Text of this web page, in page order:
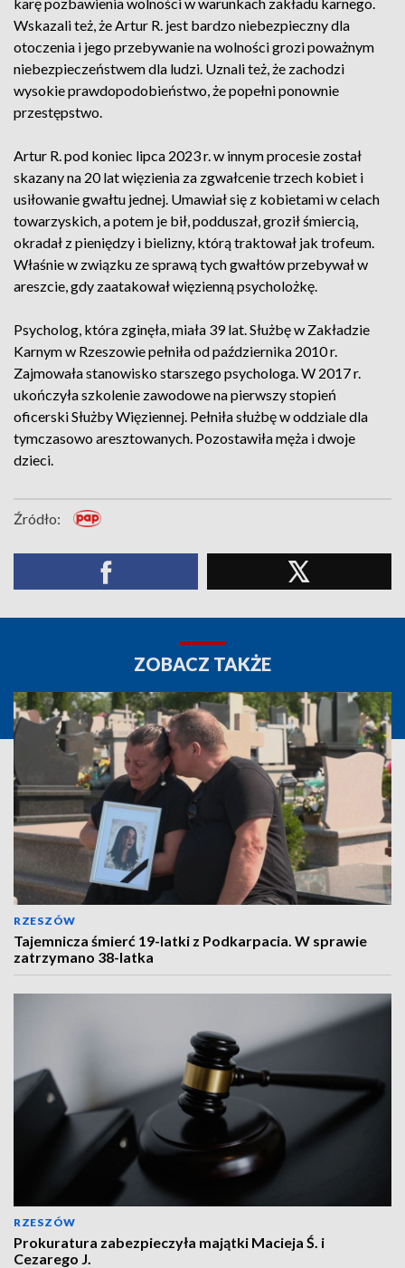
Wskazali też, że Artur R. jest bardzo niebezpieczny dla
otoczenia i jego przebywanie na wolności grozi poważnym
niebezpieczeństwem dla ludzi. Uznali też, że zachodzi
wysokie prawdopodobieństwo, że popełni ponownie
przestępstwo.
Artur R. pod koniec lipca 2023 r. w innym procesie został
skazany na 20 lat więzienia za zgwałcenie trzech kobiet i
usiłowanie gwałtu jednej. Umawiał się z kobietami w celach
towarzyskich, a potem je bił, podduszał, groził śmiercią,
okradał z pieniędzy i bielizny, którą traktował jak trofeum.
Właśnie w związku ze sprawą tych gwałtów przebywał w
areszcie, gdy zaatakował więzienną psycholożkę.
Psycholog, która zginęła, miała 39 lat. Służbę w Zakładzie
Karnym w Rzeszowie pełniła od października 2010 r.
Zajmowała stanowisko starszego psychologa. W 2017 r.
ukończyła szkolenie zawodowe na pierwszy stopień
oficerski Służby Więziennej. Pełniła służbę w oddziale dla
tymczasowo aresztowanych. Pozostawiła męża i dwoje
dzieci.
Źródło:
ZOBACZ TAKŻE
RZESZÓW
Tajemnicza śmierć 19-latki z Podkarpacia. W sprawie
zatrzymano 38-latka
RZESZÓW
Prokuratura zabezpieczyła majątki Macieja Ś. i
Cezarego J.